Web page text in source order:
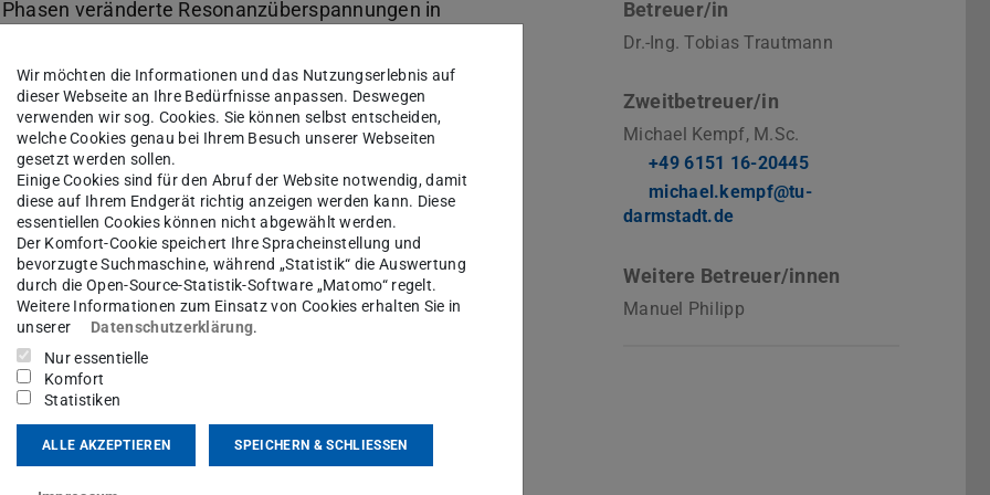
veränderte Resonanzüberspannungen in
und Einarbeitung zu den
resonance“ und „parallel line resonance“
transiente Simulationen mit dem
Dazu ist zunächst eine
Anschließend sollen zunächst
in MATLAB durchgeführt
Themenbereich zu entwickeln. Dazu ist auch
Darauf aufbauend sollen die nötigen
modelliert und zu einem Simulationsmodell
Betreuer/in
Dr.-Ing. Tobias Trautmann
Zweitbetreuer/in
Michael Kempf, M.Sc.
+49 6151 16-20445
michael.kempf@tu-
darmstadt.de
Weitere Betreuer/innen
Manuel Philipp
Wir möchten die Informationen und das Nutzungserlebnis auf
dieser Webseite an Ihre Bedürfnisse anpassen. Deswegen
verwenden wir sog. Cookies. Sie können selbst entscheiden,
welche Cookies genau bei Ihrem Besuch unserer Webseiten
gesetzt werden sollen.
Einige Cookies sind für den Abruf der Website notwendig, damit
diese auf Ihrem Endgerät richtig anzeigen werden kann. Diese
essentiellen Cookies können nicht abgewählt werden.
Der Komfort-Cookie speichert Ihre Spracheinstellung und
bevorzugte Suchmaschine, während „Statistik“ die Auswertung
durch die Open-Source-Statistik-Software „Matomo“ regelt.
Weitere Informationen zum Einsatz von Cookies erhalten Sie in
unserer
Datenschutzerklärung.
Nur essentielle
Komfort
Statistiken
ALLE AKZEPTIEREN SPEICHERN & SCHLIESSEN